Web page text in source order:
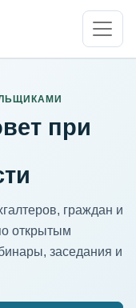
при
граждан и
открытым
заседания и